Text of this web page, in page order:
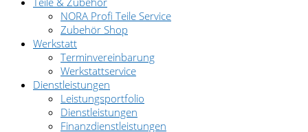
NORA Profi Teile Service
Zubehör Shop
Werkstatt
Terminvereinbarung
Werkstattservice
Dienstleistungen
Leistungsportfolio
Dienstleistungen
Finanzdienstleistungen